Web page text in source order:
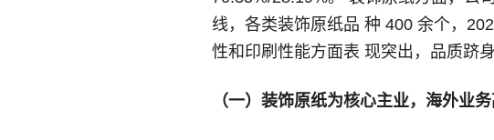
线，各类装饰原纸品 种 400 余个，
性和印刷性能方面表 现突出，品质跻身
（一）装饰原纸为核心主业，海外业